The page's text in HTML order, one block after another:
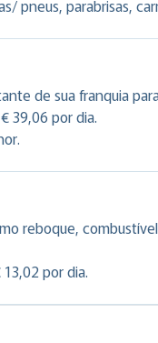
pneus, parabrisas,
de sua franquia
39,06 por dia.
reboque,
por dia.